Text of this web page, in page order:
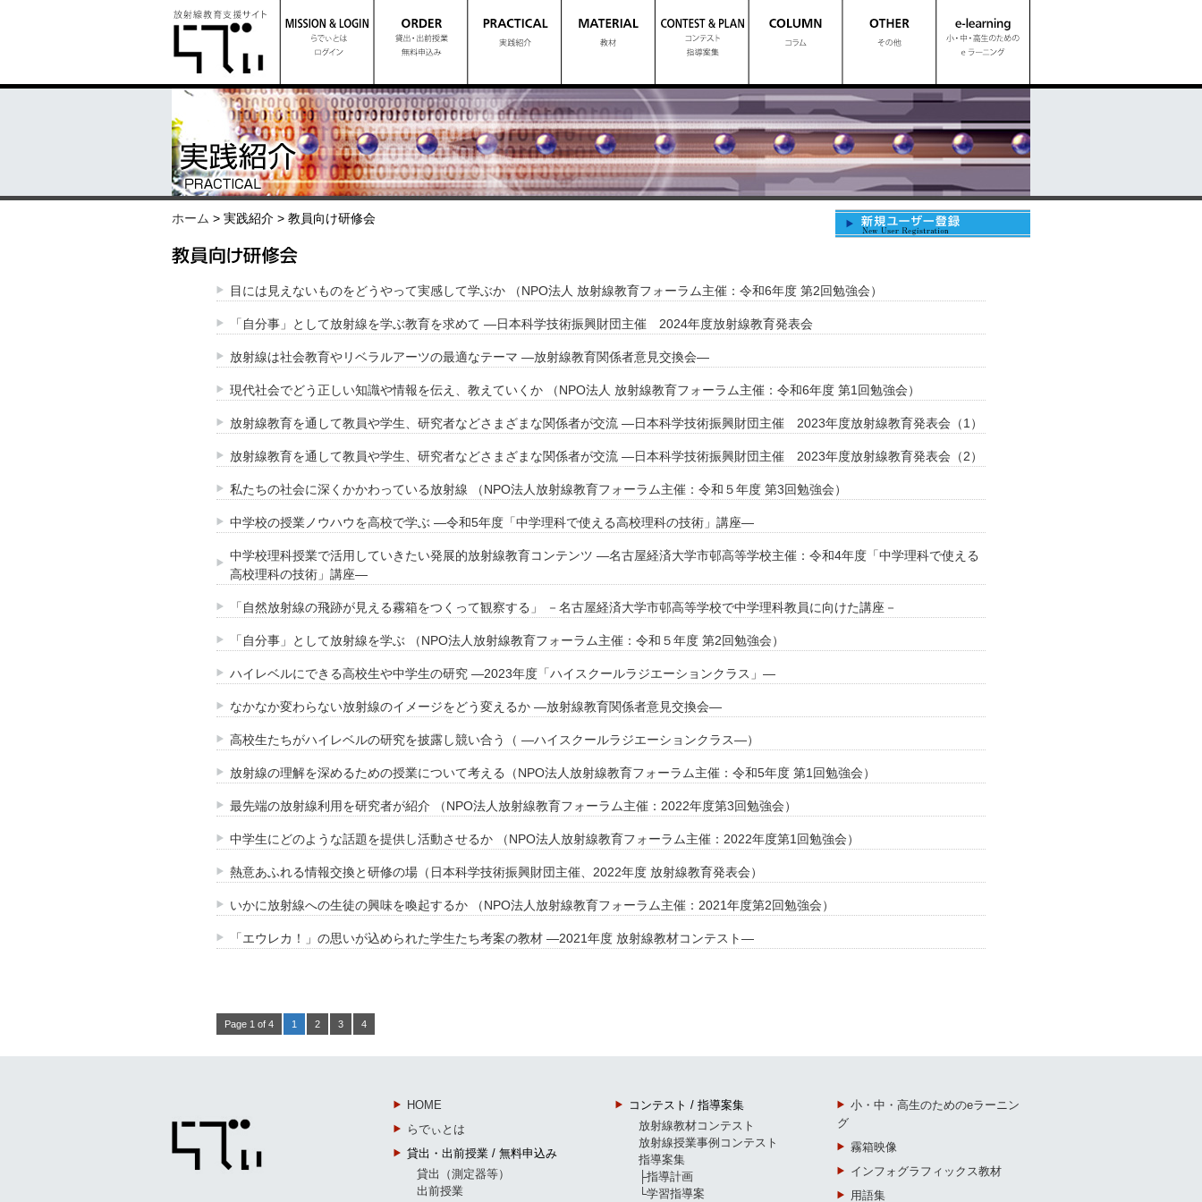
ホーム > 実践紹介 > 教員向け研修会
目には見えないものをどうやって実感して学ぶか （NPO法人 放射線教育フォーラム主催：令和6年度 第2回勉強会）
「自分事」として放射線を学ぶ教育を求めて ―日本科学技術振興財団主催 2024年度放射線教育発表会
放射線は社会教育やリベラルアーツの最適なテーマ ―放射線教育関係者意見交換会―
現代社会でどう正しい知識や情報を伝え、教えていくか （NPO法人 放射線教育フォーラム主催：令和6年度 第1回勉強会）
放射線教育を通して教員や学生、研究者などさまざまな関係者が交流 ―日本科学技術振興財団主催 2023年度放射線教育発表会（1）
放射線教育を通して教員や学生、研究者などさまざまな関係者が交流 ―日本科学技術振興財団主催 2023年度放射線教育発表会（2）
私たちの社会に深くかかわっている放射線 （NPO法人放射線教育フォーラム主催：令和５年度 第3回勉強会）
中学校の授業ノウハウを高校で学ぶ ―令和5年度「中学理科で使える高校理科の技術」講座―
中学校理科授業で活用していきたい発展的放射線教育コンテンツ ―名古屋経済大学市邨高等学校主催：令和4年度「中学理科で使える
高校理科の技術」講座―
「自然放射線の飛跡が見える霧箱をつくって観察する」 －名古屋経済大学市邨高等学校で中学理科教員に向けた講座－
「自分事」として放射線を学ぶ （NPO法人放射線教育フォーラム主催：令和５年度 第2回勉強会）
ハイレベルにできる高校生や中学生の研究 ―2023年度「ハイスクールラジエーションクラス」―
なかなか変わらない放射線のイメージをどう変えるか ―放射線教育関係者意見交換会―
高校生たちがハイレベルの研究を披露し競い合う（ ―ハイスクールラジエーションクラス―）
放射線の理解を深めるための授業について考える（NPO法人放射線教育フォーラム主催：令和5年度 第1回勉強会）
最先端の放射線利用を研究者が紹介 （NPO法人放射線教育フォーラム主催：2022年度第3回勉強会）
中学生にどのような話題を提供し活動させるか （NPO法人放射線教育フォーラム主催：2022年度第1回勉強会）
熱意あふれる情報交換と研修の場（日本科学技術振興財団主催、2022年度 放射線教育発表会）
いかに放射線への生徒の興味を喚起するか （NPO法人放射線教育フォーラム主催：2021年度第2回勉強会）
「エウレカ！」の思いが込められた学生たち考案の教材 ―2021年度 放射線教材コンテスト―
Page 1 of 4 1 2 3 4
HOME
らでぃとは
貸出・出前授業 / 無料申込み
貸出（測定器等）
出前授業
コンテスト / 指導案集
放射線教材コンテスト
放射線授業事例コンテスト
指導案集
├指導計画
└学習指導案
小・中・高生のためのeラーニン
グ
霧箱映像
インフォグラフィックス教材
用語集